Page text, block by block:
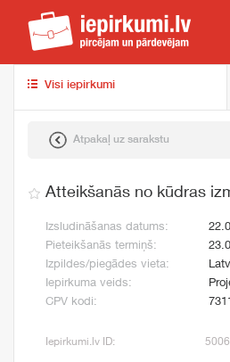
Visi iepirkumi
Atpakaļ uz sarakstu
Atteikšanās no kūdras
Izsludināšanas datums:
Pieteikšanās termiņš:
Izpildes/piegādes vieta:
Iepirkuma veids:
CPV kodi:
Iepirkumi.lv ID: